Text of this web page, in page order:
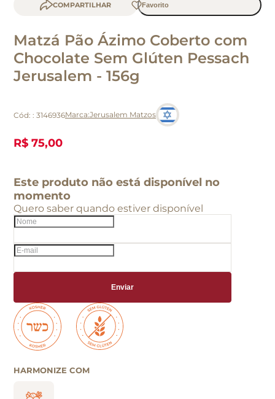
COMPARTILHAR
Matzá Pão Ázimo Coberto com
Chocolate Sem Glúten Pessach
Jerusalem - 156g
Cód: : 3146936 Jerusalem Matzos
R$ 75,00
Este produto não está disponível no
momento
Quero saber quando estiver disponível
Enviar
HARMONIZE COM